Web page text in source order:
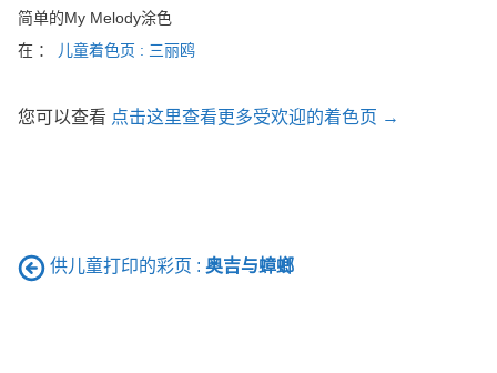
简单的My Melody涂色
在 ：
儿童着色页 : 三丽鸥
您可以查看 点击这里查看更多受欢迎的着色页 →
供儿童打印的彩页 : 奥吉与蟑螂